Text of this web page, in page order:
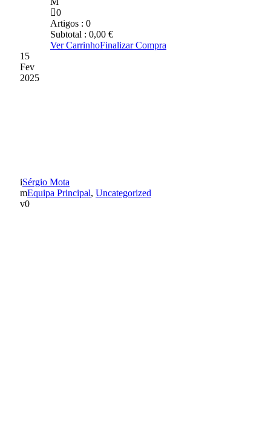
0
Artigos : 0
Subtotal : 0,00 €
Ver CarrinhoFinalizar Compra
15
Fev
2025
Sérgio Mota
Equipa Principal, Uncategorized
0